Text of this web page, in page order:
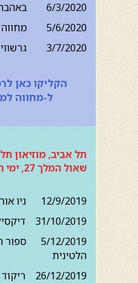
6/3/2020 באהבה לדיאנה וושינגטון
5/6/2020 מחווה למיילס דייוויס
3/7/2020 גרשווין: בקצב משגע
הקליקו כאן
ל-מחווה
תל אביב, מוזיאון
שאול המלך 27, ימי חמישי בשעה 21:00
12/9/2019 ניו אורלינס שלי
31/10/2019 דיקסילנד כאן ועכשיו!
5/12/
הלטינית
26/12/2019 ריקוד ספרדי מושחת